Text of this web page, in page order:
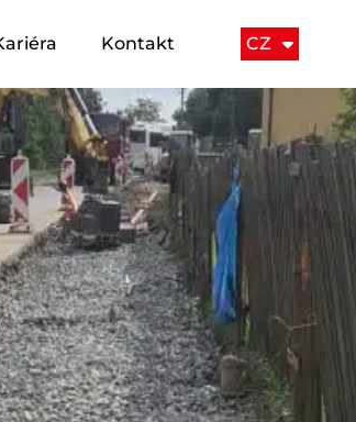
Kontakt CZ